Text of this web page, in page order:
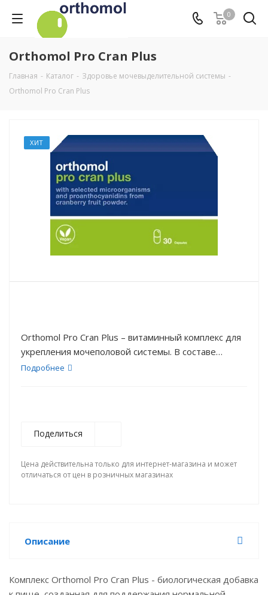
0
Orthomol Pro Cran Plus
Главная - Каталог - Здоровье мочевыделительной системы -
Orthomol Pro Cran Plus
ХИТ
Orthomol Pro Cran Plus – витаминный комплекс для
укрепления мочеполовой системы. В составе
комплекса входит 4 штамма дружественных
Подробнее
Поделиться
Цена действительна только для интернет-магазина и может
отличаться от цен в розничных магазинах
Описание
Комплекс Orthomol Pro Cran Plus - биологическая добавка